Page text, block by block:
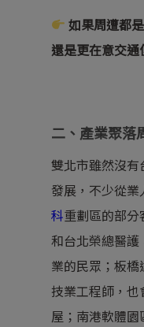
如果周遭都
還是更在意交通
二、產業聚落
雙北市雖然沒
發展，不少從
科重劃區的部分
和台北榮總醫
業的民眾；板
技業工程師，
屋；南港軟體